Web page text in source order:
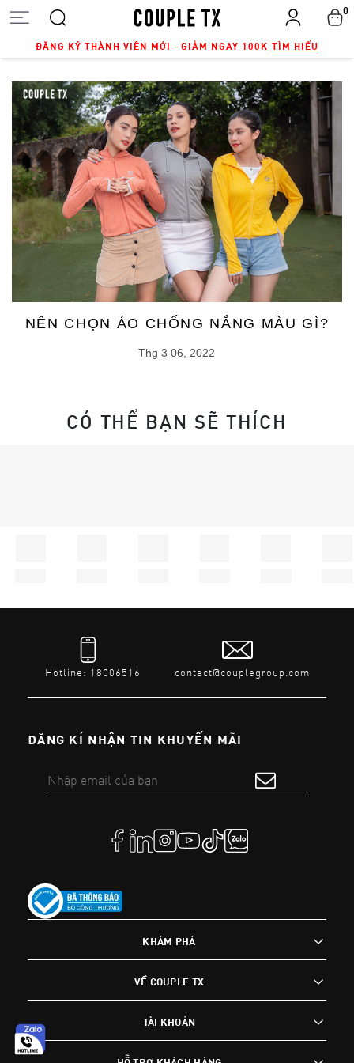
ĐĂNG KÝ THÀNH VIÊN MỚI - GIẢM NGAY 100K TÌM HIỂU
0
NÊN CHỌN ÁO CHỐNG NẮNG MÀU GÌ?
Thg 3 06, 2022
CÓ THỂ BẠN SẼ THÍCH
Hotline: 18006516 contact@couplegroup.com
ĐĂNG KÍ NHẬN TIN KHUYẾN MÃI
KHÁM PHÁ
VỀ COUPLE TX
TÀI KHOẢN